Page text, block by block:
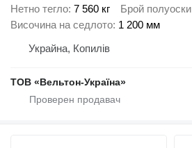
Нетно тегло 7 560 кг Брой полуоски
Височина на седлото 1 200 мм
Украйна, Копилів
ТОВ «Вельтон-Україна»